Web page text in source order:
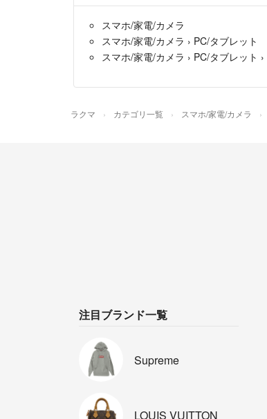
スマホ/家電/カメラ
スマホ/家電/カメラ › PC/タブレット
スマホ/家電/カメラ › PC/タブレット ›
ラクマ カテゴリ一覧 スマホ/家電/カメラ
注目ブランド一覧
Supreme
LOUIS VUITTON